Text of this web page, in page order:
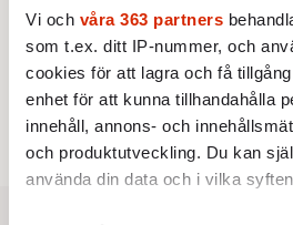
Vi och våra 363 partners
som t.ex. ditt IP-nummer, och
cookies för att lagra och få
enhet för att kunna tillhandahålla
innehåll, annons- och
och produktutveckling. Du kan
använda din data och i vilka
oljepris
AKTUELLT
Svensk
lättare
Av: Cecilia